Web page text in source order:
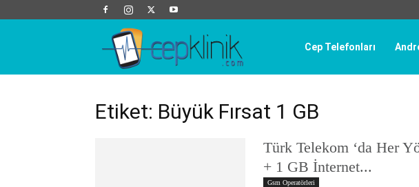
Klinik
Cep Telefonları
Etiket: Büyük Fırsat 1 GB
Türk Telekom ‘da Her
+ 1 GB İnternet...
Gsm Operatörleri